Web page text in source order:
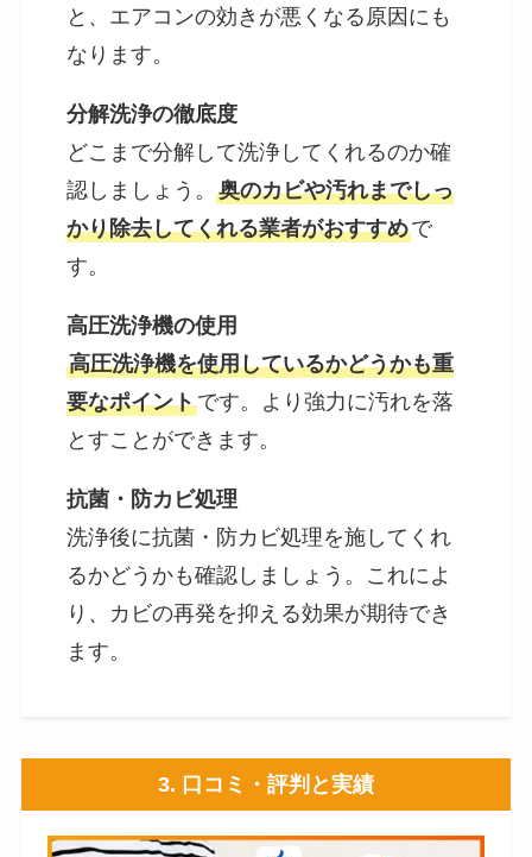
と、エアコンの効きが悪くなる原因にも
なります。
分解洗浄の徹底度
どこまで分解して洗浄してくれるのか確
認しましょう。奥のカビや汚れまでしっ
かり除去してくれる業者がおすすめで
す。
高圧洗浄機の使用
高圧洗浄機を使用しているかどうかも重
要なポイントです。より強力に汚れを落
とすことができます。
抗菌・防カビ処理
洗浄後に抗菌・防カビ処理を施してくれ
るかどうかも確認しましょう。これによ
り、カビの再発を抑える効果が期待でき
ます。
3. 口コミ・評判と実績